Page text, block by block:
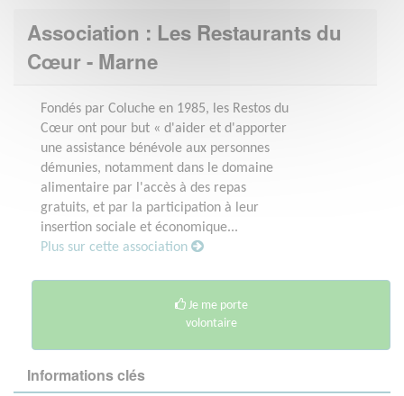
Association : Les Restaurants du
Cœur - Marne
Fondés par Coluche en 1985, les Restos du
Cœur ont pour but « d'aider et d'apporter
une assistance bénévole aux personnes
démunies, notamment dans le domaine
alimentaire par l'accès à des repas
gratuits, et par la participation à leur
insertion sociale et économique...
Plus sur cette association
Je me porte
volontaire
Informations clés